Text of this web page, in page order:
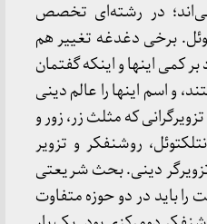
در رشته‌ای تخصص
برخی دغدغه تغییر هم
کمی اینها و اینکه گفتمان
و اسم اینها را عالم دینی
که مثلث زر، زور و
روشنفکر و تزویر
دینی. بحث شریعتی
را باید در دو حوزه متفاوت